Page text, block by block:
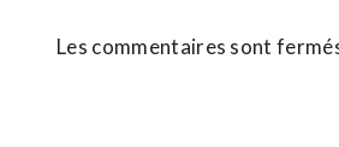
Les commentaires sont